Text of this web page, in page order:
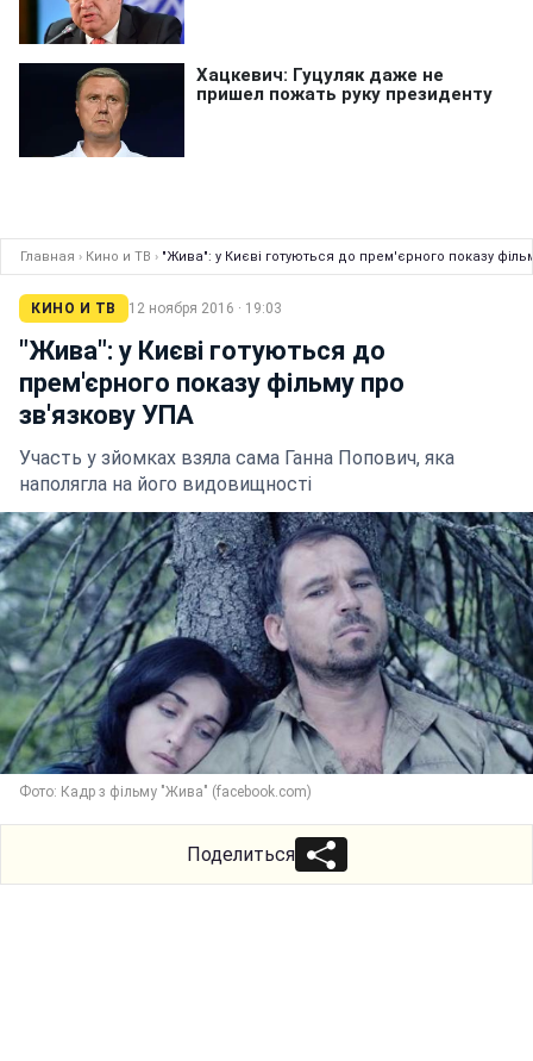
Главная › Кино и ТВ › "Жива": у Києві готуються до прем'єрного показу
КИНО И ТВ 12 ноября 2016 · 19:03
"Жива": у Києві готуються до
прем'єрного показу фільму про
зв'язкову УПА
Участь у зйомках взяла сама Ганна Попович, яка
наполягла на його видовищності
Фото: Кадр з фільму "Жива" (facebook.com)
Поделиться